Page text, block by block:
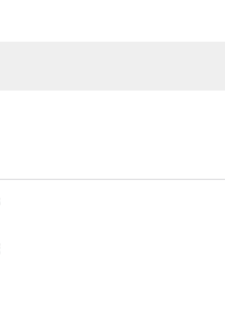
के 5 आसान उपाय
करने वाले शीर्ष कारक क्या हैं?